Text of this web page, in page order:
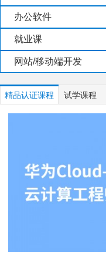
办公软件
就业课
网站/移动端开发
精品认证课程 试学课程